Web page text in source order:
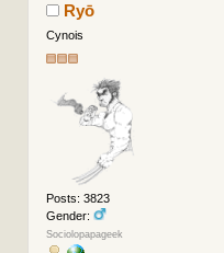
Ryō
Cynois
Posts: 3823
Gender:
Sociolopapageek